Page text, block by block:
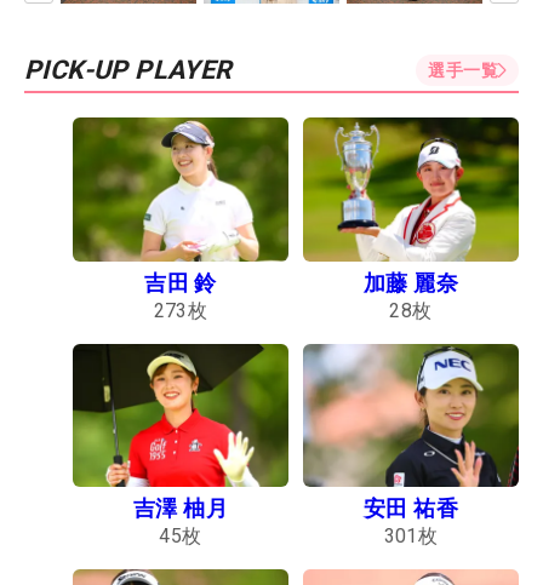
PICK-UP PLAYER 選手一覧
吉田 鈴
273枚
加藤 麗奈
28枚
吉澤 柚月
45枚
安田 祐香
301 枚